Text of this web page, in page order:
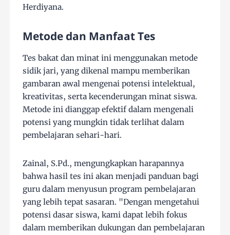
Herdiyana.
Metode dan Manfaat Tes
Tes bakat dan minat ini menggunakan metode
sidik jari, yang dikenal mampu memberikan
gambaran awal mengenai potensi intelektual,
kreativitas, serta kecenderungan minat siswa.
Metode ini dianggap efektif dalam mengenali
potensi yang mungkin tidak terlihat dalam
pembelajaran sehari-hari.
Zainal, S.Pd., mengungkapkan harapannya
bahwa hasil tes ini akan menjadi panduan bagi
guru dalam menyusun program pembelajaran
yang lebih tepat sasaran. "Dengan mengetahui
potensi dasar siswa, kami dapat lebih fokus
dalam memberikan dukungan dan pembelajaran